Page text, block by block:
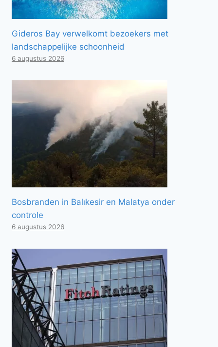
Gideros Bay verwelkomt bezoekers met
landschappelijke schoonheid
6 augustus 2026
Bosbranden in Balıkesir en Malatya onder
controle
6 augustus 2026